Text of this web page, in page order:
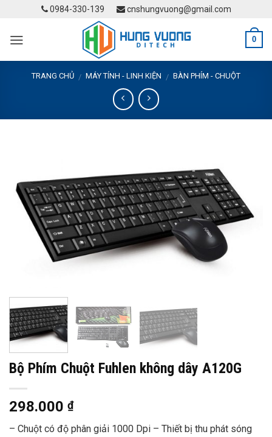
content
0984-330-139 cnshungvuong@gmail.com
0
TRANG CHỦ / MÁY TÍNH - LINH KIỆN / BÀN PHÍM - CHUỘT
Bộ Phím Chuột Fuhlen không dây A120G
298.000 ₫
– Chuột có độ phân giải 1000 Dpi – Thiết bị thu phát sóng